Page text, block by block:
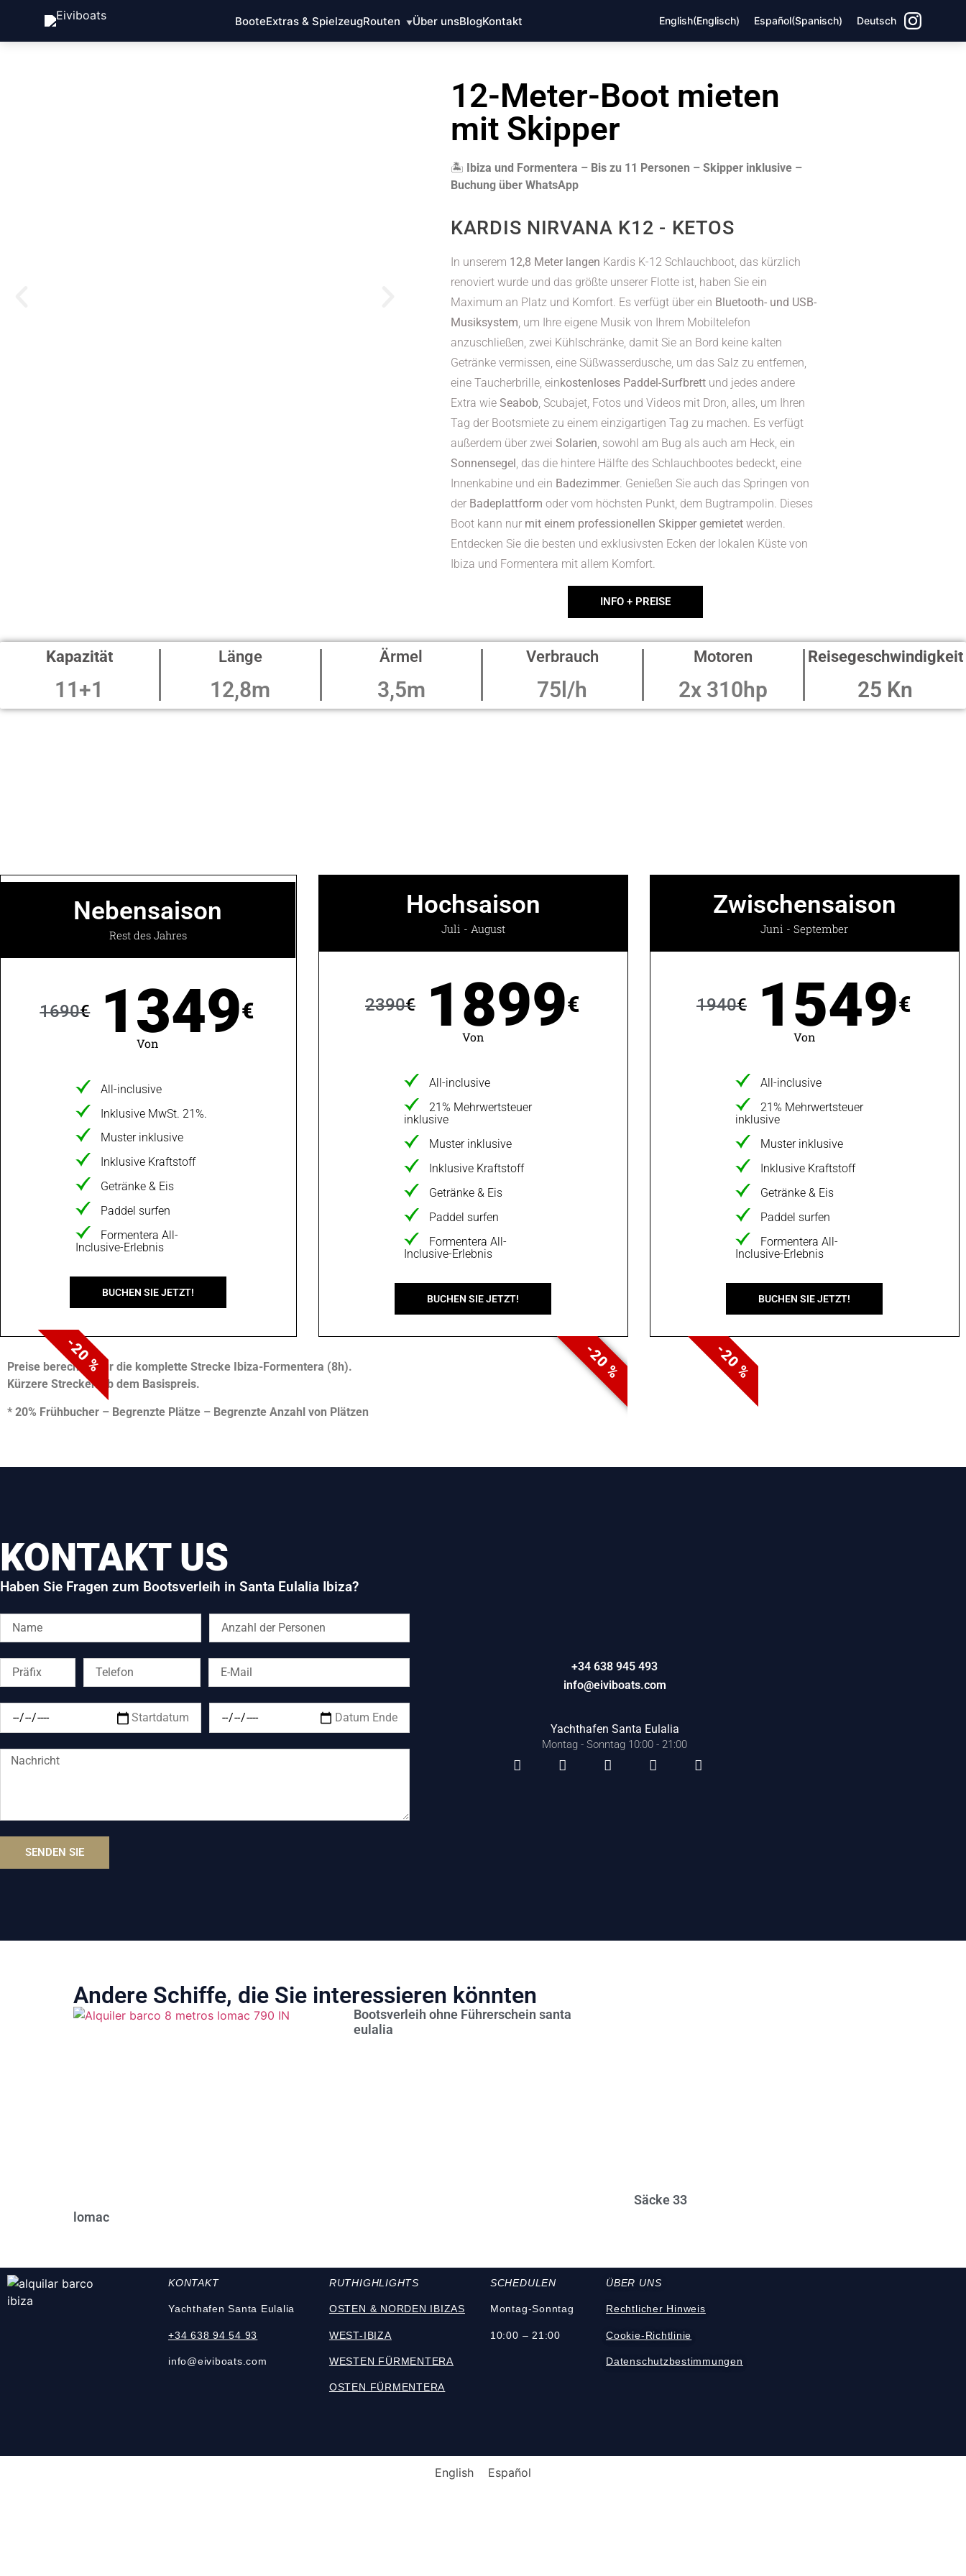
BooteExtras & SpielzeugRouten ▼Über unsBlogKontakt English(Englisch) Español(Spanisch) Deutsch
12-Meter-Boot mieten
mit Skipper
🏝️ Ibiza und Formentera – Bis zu 11 Personen – Skipper inklusive –
Buchung über WhatsApp
KARDIS NIRVANA K12 - KETOS
In unserem 12,8 Meter langen Kardis K-12 Schlauchboot, das kürzlich
renoviert wurde und das größte unserer Flotte ist, haben Sie ein
Maximum an Platz und Komfort. Es verfügt über ein Bluetooth- und USB-
Musiksystem, um Ihre eigene Musik von Ihrem Mobiltelefon
anzuschließen, zwei Kühlschränke, damit Sie an Bord keine kalten
Getränke vermissen, eine Süßwasserdusche, um das Salz zu entfernen,
eine Taucherbrille, einkostenloses Paddel-Surfbrett und jedes andere
Extra wie Seabob, Scubajet, Fotos und Videos mit Dron, alles, um Ihren
Tag der Bootsmiete zu einem einzigartigen Tag zu machen. Es verfügt
außerdem über zwei Solarien, sowohl am Bug als auch am Heck, ein
Sonnensegel , das die hintere Hälfte des Schlauchbootes bedeckt, eine
Innenkabine und ein Badezimmer. Genießen Sie auch das Springen von
der Badeplattform oder vom höchsten Punkt, dem Bugtrampolin. Dieses
Boot kann nur mit einem professionellen Skipper gemietet werden.
Entdecken Sie die besten und exklusivsten Ecken der lokalen Küste von
Ibiza und Formentera mit allem Komfort.
INFO + PREISE
Kapazität
11+1
Länge
12,8m
Ärmel
3,5m
Verbrauch
75l/h
Motoren
2x 310hp
Reisegeschwindigkeit
25 Kn
Nebensaison
Rest des Jahres
1690€ 1349€
Von
All-inclusive
Inklusive MwSt. 21%.
Muster inklusive
Inklusive Kraftstoff
Getränke & Eis
Paddel surfen
Formentera All-
Inclusive-Erlebnis
BUCHEN SIE JETZT!
-20 %
Hochsaison
Juli - August
2390€ 1899€
Von
All-inclusive
21% Mehrwertsteuer
inklusive
Muster inklusive
Inklusive Kraftstoff
Getränke & Eis
Paddel surfen
Formentera All-
Inclusive-Erlebnis
BUCHEN SIE JETZT!
-20 %
Zwischensaison
Juni - September
1940€ 1549€
Von
All-inclusive
21% Mehrwertsteuer
inklusive
Muster inklusive
Inklusive Kraftstoff
Getränke & Eis
Paddel surfen
Formentera All-
Inclusive-Erlebnis
BUCHEN SIE JETZT!
-20 %
Preise berechnet für die komplette Strecke Ibiza-Formentera (8h).
Kürzere Strecken ab dem Basispreis.
* 20% Frühbucher – Begrenzte Plätze – Begrenzte Anzahl von Plätzen
KONTAKT US
Haben Sie Fragen zum Bootsverleih in Santa Eulalia Ibiza?
SENDEN SIE
+34 638 945 493
info@eiviboats.com
Yachthafen Santa Eulalia
Montag - Sonntag 10:00 - 21:00
Andere Schiffe, die Sie interessieren könnten
lomac
Bootsverleih ohne Führerschein santa
eulalia
Säcke 33
KONTAKT
Yachthafen Santa Eulalia
+34 638 94 54 93
info@eiviboats.com
RUTHIGHLIGHTS
OSTEN & NORDEN IBIZAS
WEST-IBIZA
WESTEN FÜRMENTERA
OSTEN FÜRMENTERA
SCHEDULEN
Montag-Sonntag
10:00 – 21:00
ÜBER UNS
Rechtlicher Hinweis
Cookie-Richtlinie
Datenschutzbestimmungen
English Español